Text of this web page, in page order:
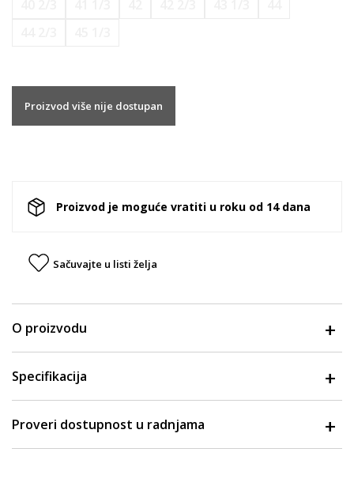
Proizvod više nije dostupan
Proizvod je moguće vratiti u roku od 14 dana
Sačuvajte u listi želja
O proizvodu
Specifikacija
Proveri dostupnost u radnjama